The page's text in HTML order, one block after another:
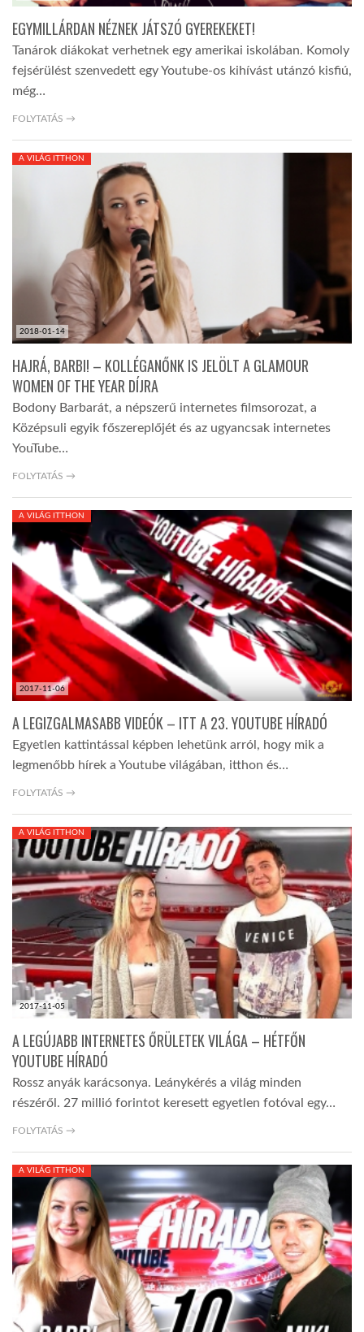
EGYMILLÁRDAN NÉZNEK JÁTSZÓ GYEREKEKET!
Tanárok diákokat verhetnek egy amerikai iskolában. Komoly
fejsérülést szenvedett egy Youtube-os kihívást utánzó kisfiú,
még…
FOLYTATÁS →
2018-01-14
A VILÁG ITTHON
HAJRÁ, BARBI! – KOLLÉGANŐNK IS JELÖLT A GLAMOUR
WOMEN OF THE YEAR DÍJRA
Bodony Barbarát, a népszerű internetes filmsorozat, a
Középsuli egyik főszereplőjét és az ugyancsak internetes
YouTube…
FOLYTATÁS →
2017-11-06
A VILÁG ITTHON
A LEGIZGALMASABB VIDEÓK – ITT A 23. YOUTUBE HÍRADÓ
Egyetlen kattintással képben lehetünk arról, hogy mik a
legmenőbb hírek a Youtube világában, itthon és…
FOLYTATÁS →
2017-11-05
A VILÁG ITTHON
A LEGÚJABB INTERNETES ŐRÜLETEK VILÁGA – HÉTFŐN
YOUTUBE HÍRADÓ
Rossz anyák karácsonya. Leánykérés a világ minden
részéről. 27 millió forintot keresett egyetlen fotóval egy…
FOLYTATÁS →
A VILÁG ITTHON